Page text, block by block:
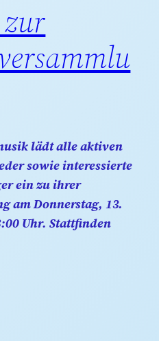
lädt alle aktiven
sowie interessierte
ein zu ihrer
am Donnerstag, 13.
Uhr. Stattfinden